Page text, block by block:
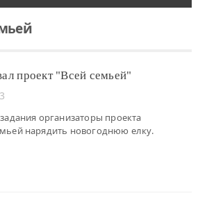
проект "Всей семьей"
организаторы проекта
нарядить новогоднюю елку.